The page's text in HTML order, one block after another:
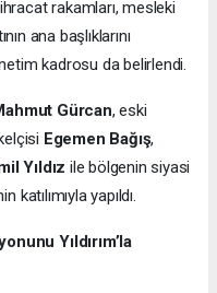
rakamları, mesleki
ana başlıklarını
kadrosu da belirlendi.
Gürcan, eski
Egemen Bağış,
Yıldız ile bölgenin siyasi
yapıldı.
Yıldırım’la